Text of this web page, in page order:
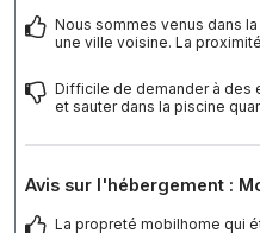
Nous sommes venus dans
une ville voisine. La
Difficile de demander à des
et sauter dans la piscine
Avis sur l'hébergement :
La propreté mobilhome qui